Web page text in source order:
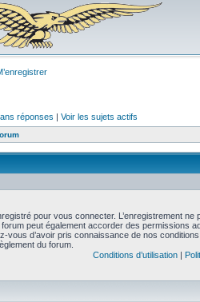
réponses | Voir les sujets actifs
pour vous connecter. L’enregistrement
forum peut également accorder des permissions
vous d’avoir pris connaissance de nos
du forum.
Conditions d’utilisation|